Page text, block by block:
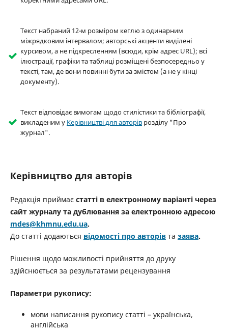
Текст набраний 12-м розміром кеглю з одинарним
міжрядковим інтервалом; авторські акценти виділені
курсивом, а не підкресленням (всюди, крім адрес URL); всі
ілюстрації, графіки та таблиці розміщені безпосередньо у
тексті, там, де вони повинні бути за змістом (а не у кінці
документу).
Текст відповідає вимогам щодо стилістики та бібліографії,
викладеним у Керівництві для авторіврозділу "Про
журнал".
Керівництво для авторів
Редакція приймає статті в електронному варіанті через
сайт журналу та дублювання за електронною адресою
mdes@khmnu.edu.ua.
До статті додаються відомості про авторівта заява.
Рішення щодо можливості прийняття до друку
здійснюється за результатами рецензування
Параметри рукопису:
мови написання рукопису статті – українська,
англійська